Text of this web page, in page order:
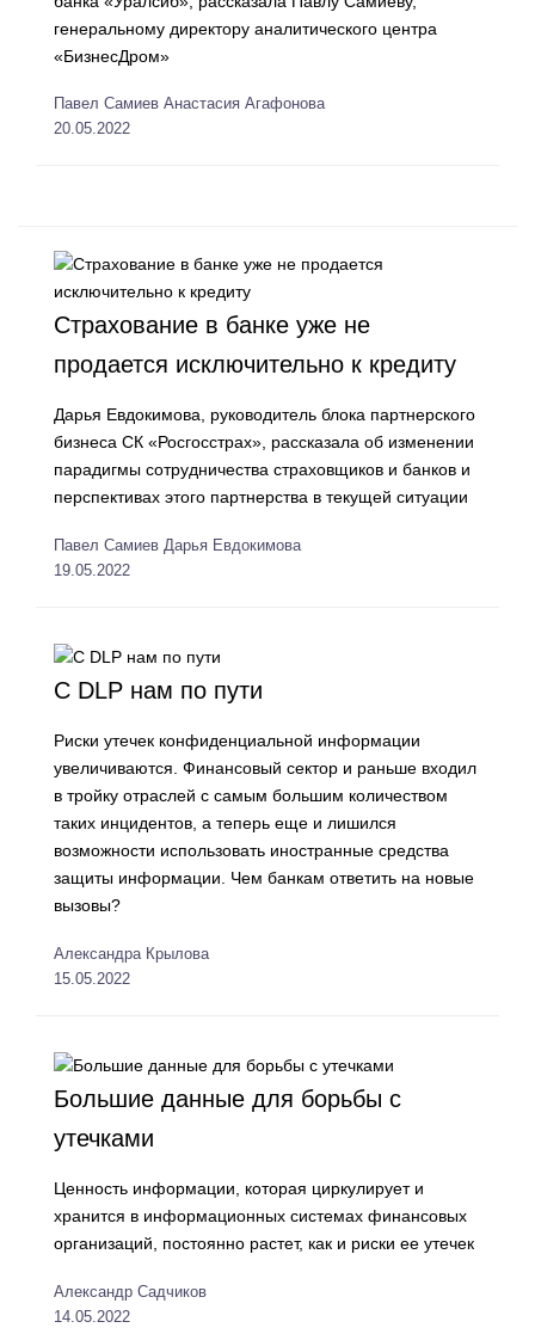
генеральному директору аналитического центра
«БизнесДром»
Павел Самиев Анастасия Агафонова
20.05.2022
Страхование в банке уже не
продается исключительно к кредиту
Дарья Евдокимова, руководитель блока партнерского
бизнеса СК «Росгосстрах», рассказала об изменении
парадигмы сотрудничества страховщиков и банков и
перспективах этого партнерства в текущей ситуации
Павел Самиев Дарья Евдокимова
19.05.2022
С DLP нам по пути
Риски утечек конфиденциальной информации
увеличиваются. Финансовый сектор и раньше входил
в тройку отраслей с самым большим количеством
таких инцидентов, а теперь еще и лишился
возможности использовать иностранные средства
защиты информации. Чем банкам ответить на новые
вызовы?
Александра Крылова
15.05.2022
Большие данные для борьбы с
утечками
Ценность информации, которая циркулирует и
хранится в информационных системах финансовых
организаций, постоянно растет, как и риски ее утечек
Александр Садчиков
14.05.2022